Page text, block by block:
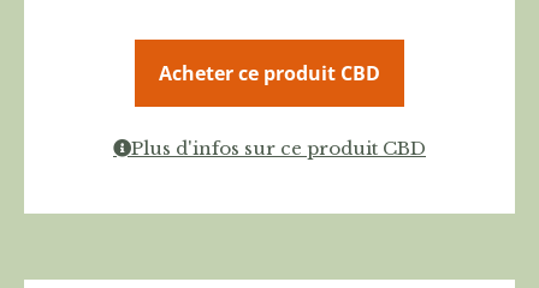
Acheter ce produit CBD
Plus d'infos sur ce produit CBD